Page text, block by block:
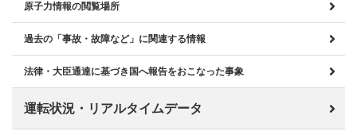
原子力情報の閲覧場所
過去の「事故・故障など」に関連する情報
法律・大臣通達に基づき国へ報告をおこなった事象
運転状況・リアルタイムデータ